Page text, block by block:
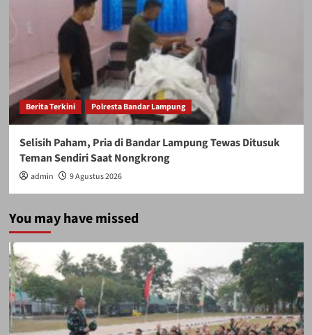
Berita Terkini Polresta Bandar Lampung
Selisih Paham, Pria di Bandar Lampung Tewas Ditusuk
Teman Sendiri Saat Nongkrong
admin 9 Agustus 2026
You may have missed